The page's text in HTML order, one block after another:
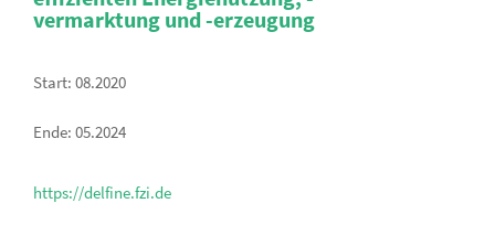
vermarktung und -erzeugung
Start: 08.2020
Ende: 05.2024
https://delfine.fzi.de